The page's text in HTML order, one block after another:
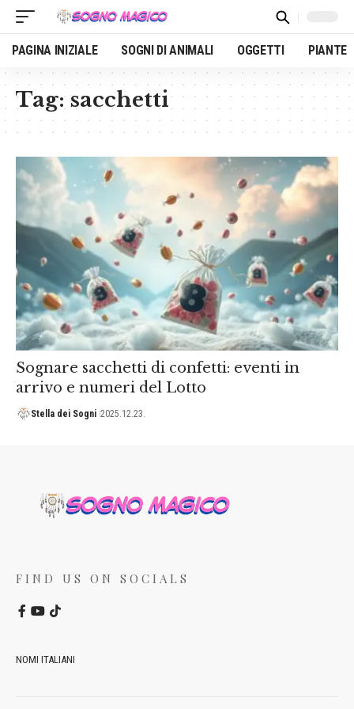
PAGINA INIZIALE SOGNI DI ANIMALI OGGETTI PIANTE
Tag: sacchetti
Sognare sacchetti di confetti: eventi in
arrivo e numeri del Lotto
Stella dei Sogni 2025.12.23.
FIND US ON SOCIALS
NOMI ITALIANI